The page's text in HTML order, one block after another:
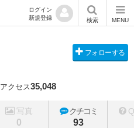
ログイン
新規登録
検索 MENU
フォローする
アクセス35,048
写真
0
クチコミ
93